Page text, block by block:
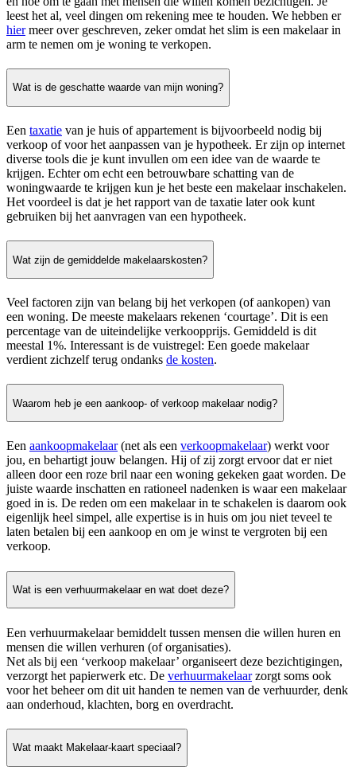
leest het al, veel dingen om rekening mee te houden. We hebben er
hiermeer over geschreven, zeker omdat het slim is een makelaar in
arm te nemen om je woning te verkopen.
Wat is de geschatte waarde van mijn woning?
Een taxatie van je huis of appartement is bijvoorbeeld nodig bij
verkoop of voor het aanpassen van je hypotheek. Er zijn op internet
diverse tools die je kunt invullen om een idee van de waarde te
krijgen. Echter om echt een betrouwbare schatting van de
woningwaarde te krijgen kun je het beste een makelaar inschakelen.
Het voordeel is dat je het rapport van de taxatie later ook kunt
gebruiken bij het aanvragen van een hypotheek.
Wat zijn de gemiddelde makelaarskosten?
Veel factoren zijn van belang bij het verkopen (of aankopen) van
een woning. De meeste makelaars rekenen ‘courtage’. Dit is een
percentage van de uiteindelijke verkoopprijs. Gemiddeld is dit
meestal 1%. Interessant is de vuistregel: Een goede makelaar
verdient zichzelf terug ondanks de kosten.
Waarom heb je een aankoop- of verkoop makelaar nodig?
Een aankoopmakelaar(net als een verkoopmakelaar) werkt voor
jou, en behartigt jouw belangen. Hij of zij zorgt ervoor dat er niet
alleen door een roze bril naar een woning gekeken gaat worden. De
juiste waarde inschatten en rationeel nadenken is waar een makelaar
goed in is. De reden om een makelaar in te schakelen is daarom ook
eigenlijk heel simpel, alle expertise is in huis om jou niet teveel te
laten betalen bij een aankoop en om je winst te vergroten bij een
verkoop.
Wat is een verhuurmakelaar en wat doet deze?
Een verhuurmakelaar bemiddelt tussen mensen die willen huren en
mensen die willen verhuren (of organisaties).
Net als bij een ‘verkoop makelaar’ organiseert deze bezichtigingen,
verzorgt het papierwerk etc. De verhuurmakelaarzorgt soms ook
voor het beheer om dit uit handen te nemen van de verhuurder, denk
aan onderhoud, klachten, borg en overdracht.
Wat maakt Makelaar-kaart speciaal?